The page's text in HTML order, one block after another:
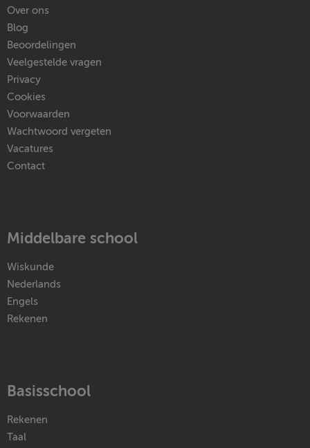
Over ons
Blog
Beoordelingen
Veelgestelde vragen
Privacy
Cookies
Voorwaarden
Wachtwoord vergeten
Vacatures
Contact
Middelbare school
Wiskunde
Nederlands
Engels
Rekenen
Basisschool
Rekenen
Taal